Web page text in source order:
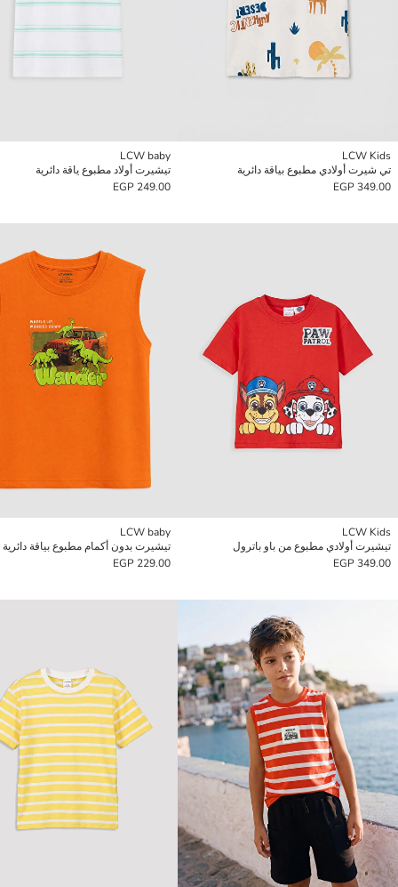
LCW Kids
تي شيرت أولادي مطبوع بياقة دائرية
349.00 EGP
LCW baby
تيشيرت أولاد مطبوع ياقة دائرية
249.00 EGP
LCW Kids
تيشيرت أولادي مطبوع من باو باترول
349.00 EGP
LCW baby
تيشيرت بدون أكمام مطبوع بياقة دائرية
229.00 EGP